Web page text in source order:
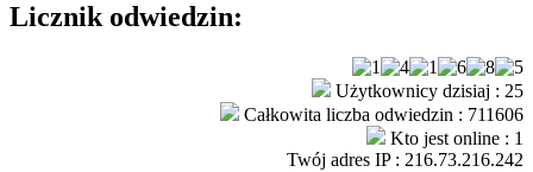
Licznik odwiedzin:
Użytkownicy dzisiaj : 25
Całkowita liczba odwiedzin : 711606
Kto jest online : 1
Twój adres IP : 216.73.216.242